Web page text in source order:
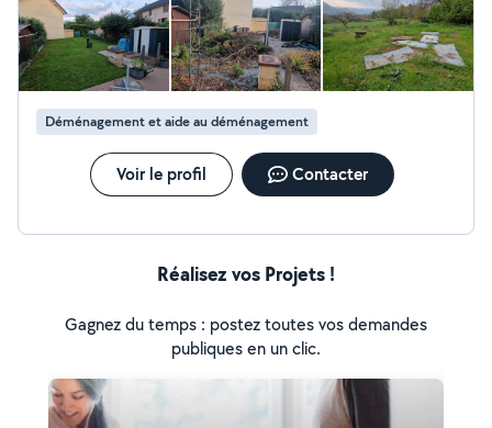
Déménagement et aide au déménagement
Voir le profil Contacter
Réalisez vos Projets !
Gagnez du temps : postez toutes vos demandes
publiques en un clic.